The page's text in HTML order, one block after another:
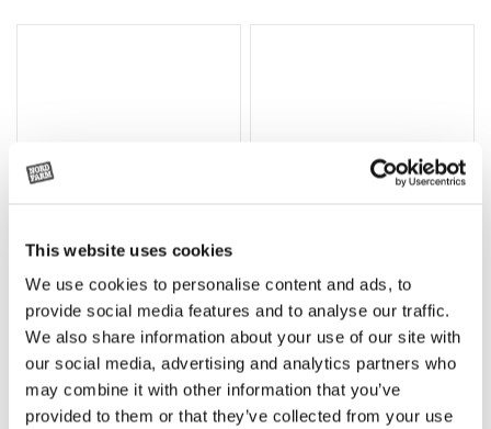
This website uses cookies
We use cookies to personalise content and ads, to
provide social media features and to analyse our traffic.
We also share information about your use of our site with
our social media, advertising and analytics partners who
may combine it with other information that you’ve
provided to them or that they’ve collected from your use
Lägg till i varukorg
Rotor, komplett med slagor
OR80013456G
(ex. moms)
Grön truckknapp
A00220
kr (ex. moms)